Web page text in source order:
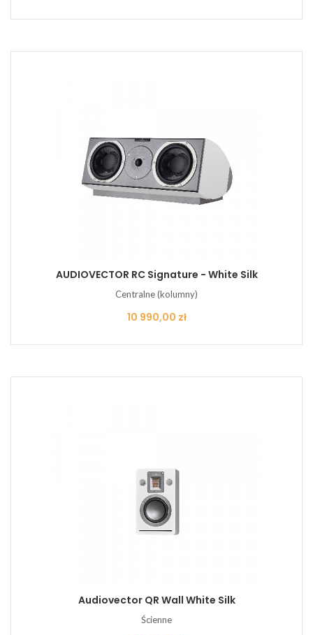
AUDIOVECTOR RC Signature - White Silk
Centralne (kolumny)
Cena
10 990,00 zł
Audiovector QR Wall White Silk
Ścienne